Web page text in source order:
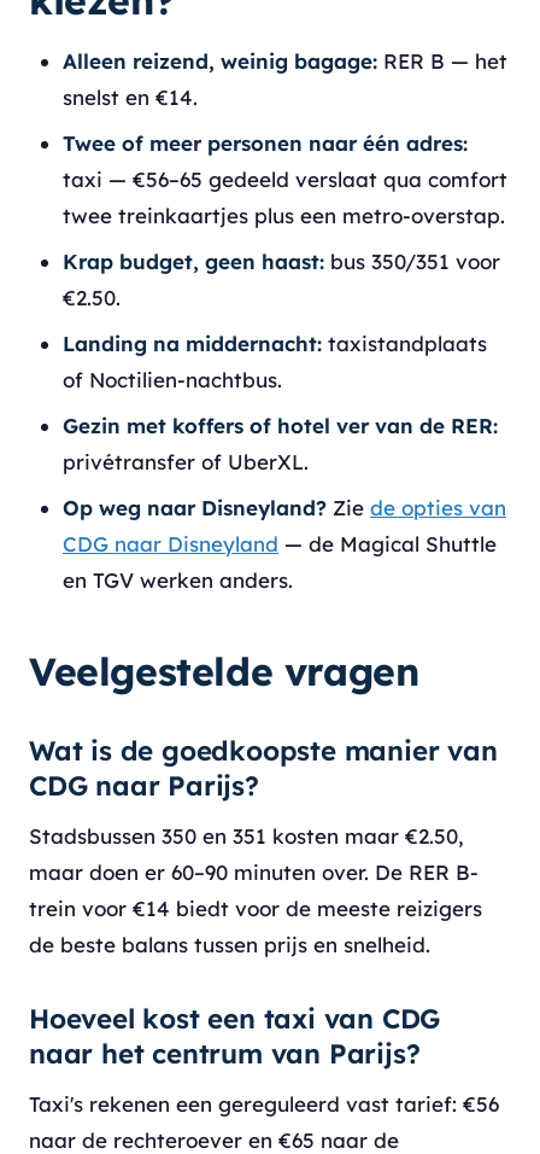
Alleen reizend, weinig bagage: RER B — het
snelst en €14.
Twee of meer personen naar één adres:
taxi — €56–65 gedeeld verslaat qua comfort
twee treinkaartjes plus een metro-overstap.
Krap budget, geen haast: bus 350/351 voor
€2.50.
Landing na middernacht: taxistandplaats
of Noctilien-nachtbus.
Gezin met koffers of hotel ver van de RER:
privétransfer of UberXL.
Op weg naar Disneyland? Zie de opties van
CDG naar Disneyland — de Magical Shuttle
en TGV werken anders.
Veelgestelde vragen
Wat is de goedkoopste manier van
CDG naar Parijs?
Stadsbussen 350 en 351 kosten maar €2.50,
maar doen er 60–90 minuten over. De RER B-
trein voor €14 biedt voor de meeste reizigers
de beste balans tussen prijs en snelheid.
Hoeveel kost een taxi van CDG
naar het centrum van Parijs?
Taxi's rekenen een gereguleerd vast tarief: €56
naar de rechteroever en €65 naar de